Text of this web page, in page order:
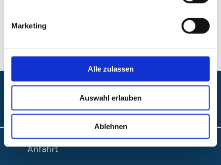
Marketing
Alle zulassen
Auswahl erlauben
Ablehnen
+49 (0) 911 398-5788
Anfahrt